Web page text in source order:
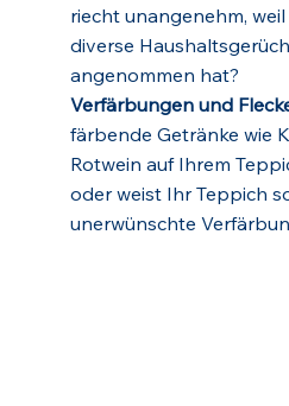
riecht unangenehm,
diverse
angenommen hat?
Verfärbungen und
färbende Getränke wie
Rotwein auf Ihrem
oder weist Ihr Teppich
unerwünschte